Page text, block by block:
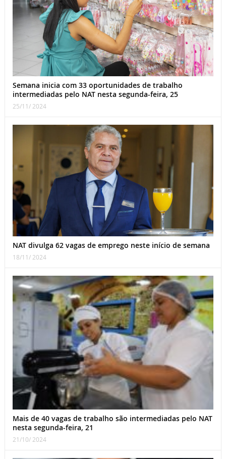
Semana inicia com 33 oportunidades de trabalho
intermediadas pelo NAT nesta segunda-feira, 25
25/11/ 2024
NAT divulga 62 vagas de emprego neste início de semana
18/11/ 2024
Mais de 40 vagas de trabalho são intermediadas pelo NAT
nesta segunda-feira, 21
21/10/ 2024